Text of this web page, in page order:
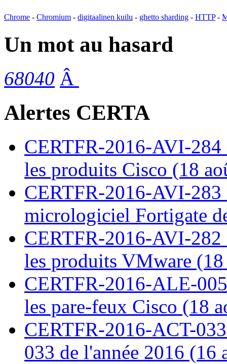
Chrome - Chromium - digitaalinen kuilu - ghetto sharding - HTTP-
Un mot au hasard
68040 Â
Alertes CERTA
CERTFR-2016-AVI-
les produits Cisco (18
CERTFR-2016-AVI-
micrologiciel Fortigate
CERTFR-2016-AVI-
les produits VMware
CERTFR-2016-ALE-
les pare-feux Cisco (18
CERTFR-2016-ACT-
033 de l'année 2016 (16